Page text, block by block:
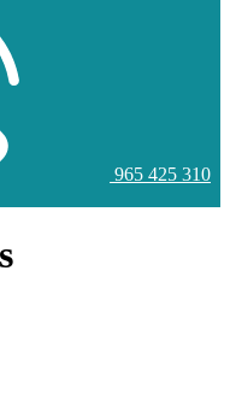
965 425 310